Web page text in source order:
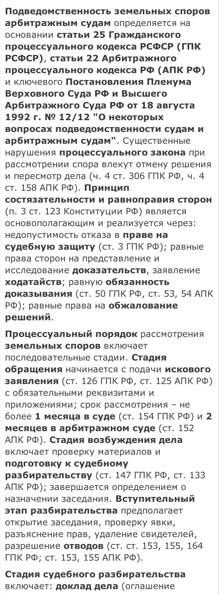
Подведомственность земельных споров
арбитражным судам определяется на
основании статьи 25 Гражданского
процессуального кодекса РСФСР (ГПК
РСФСР), статьи 22 Арбитражного
процессуального кодекса РФ (АПК РФ)
и ключевого Постановления Пленума
Верховного Суда РФ и Высшего
Арбитражного Суда РФ от 18 августа
1992 г. № 12/12 "О некоторых
вопросах подведомственности судам и
арбитражным судам". Существенные
нарушения процессуального закона при
рассмотрении спора влекут отмену решения
и пересмотр дела (ч. 4 ст. 306 ГПК РФ, ч. 4
ст. 158 АПК РФ). Принцип
состязательности и равноправия сторон
(п. 3 ст. 123 Конституции РФ) является
основополагающим и реализуется через:
недопустимость отказа в праве на
судебную защиту (ст. 3 ГПК РФ); равные
права сторон на представление и
исследование доказательств, заявление
ходатайств; равную обязанность
доказывания (ст. 50 ГПК РФ, ст. 53, 54 АПК
РФ); равные права на обжалование
решений.
Процессуальный порядок рассмотрения
земельных споров включает
последовательные стадии. Стадия
обращения начинается с подачи искового
заявления (ст. 126 ГПК РФ, ст. 125 АПК РФ)
с обязательными реквизитами и
приложениями; срок рассмотрения – не
более 1 месяца в суде (ст. 154 ГПК РФ) и 2
месяцев в арбитражном суде (ст. 152
АПК РФ). Стадия возбуждения дела
включает проверку материалов и
подготовку к судебному
разбирательству (ст. 147 ГПК РФ, ст. 133
АПК РФ); завершается определением о
назначении заседания. Вступительный
этап разбирательства предполагает
открытие заседания, проверку явки,
разъяснение прав, удаление свидетелей,
разрешение отводов (ст. ст. 153, 155, 164
ГПК РФ; ст. 153, 155 АПК РФ).
Стадия судебного разбирательства
включает: доклад дела (оглашение